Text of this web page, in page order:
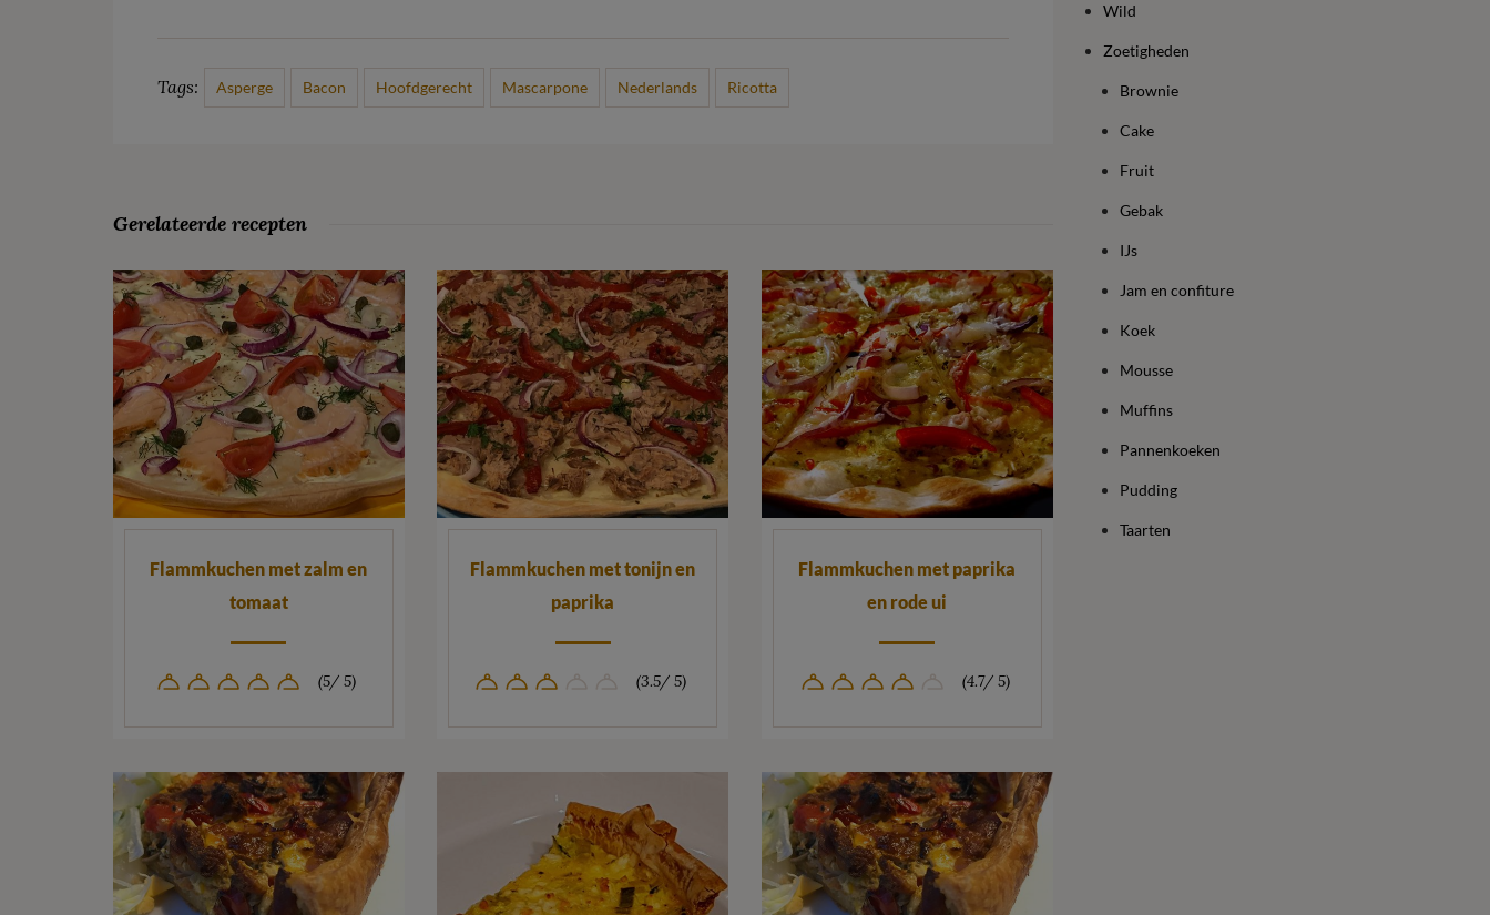
Tags: Asperge Bacon Hoofdgerecht Mascarpone Nederlands Ricotta
Gerelateerde recepten
Flammkuchen met zalm en
tomaat
(5/ 5)
Flammkuchen met tonijn en
paprika
(3.5/ 5)
Flammkuchen met paprika
en rode ui
(4.7/ 5)
Wild
Zoetigheden
Brownie
Cake
Fruit
Gebak
IJs
Jam en confiture
Koek
Mousse
Muffins
Pannenkoeken
Pudding
Taarten